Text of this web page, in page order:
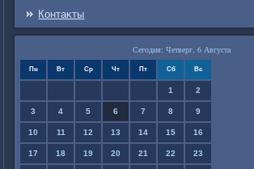
Контаκты
Сегодня: Четверг, 6 Августа
Пн Вт Ср Чт Пт Сб Вс
1 2
3 4 5 6 7 8 9
10 11 12 13 14 15 16
17 18 19 20 21 22 23